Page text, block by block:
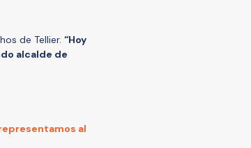
de Tellier. “Hoy
alcalde de
al